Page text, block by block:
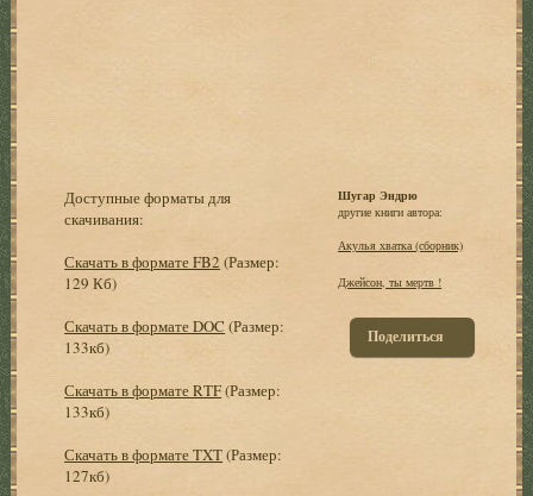
Доступные форматы для
скачивания:
Скачать в формате FB2 (Размер:
129 Кб)
Скачать в формате DOC (Размер:
133кб)
Скачать в формате RTF(Размер:
133кб)
Скачать в формате TXT(Размер:
127кб)
Шугар Эндрю
другие книги автора:
Акулья хватка (сборник)
Джейсон, ты мертв !
Поделиться